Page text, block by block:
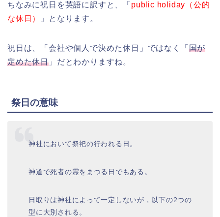
ちなみに祝日を英語に訳すと、「 public holiday（公的
な休日）
」となります。
祝日は、「会社や個人で決めた休日」ではなく「 国が
定めた休日 」だとわかりますね。
祭日の意味
神社において祭祀の行われる日。
神道で死者の霊をまつる日でもある。
日取りは神社によって一定しないが，以下の2つの
型に大別される。